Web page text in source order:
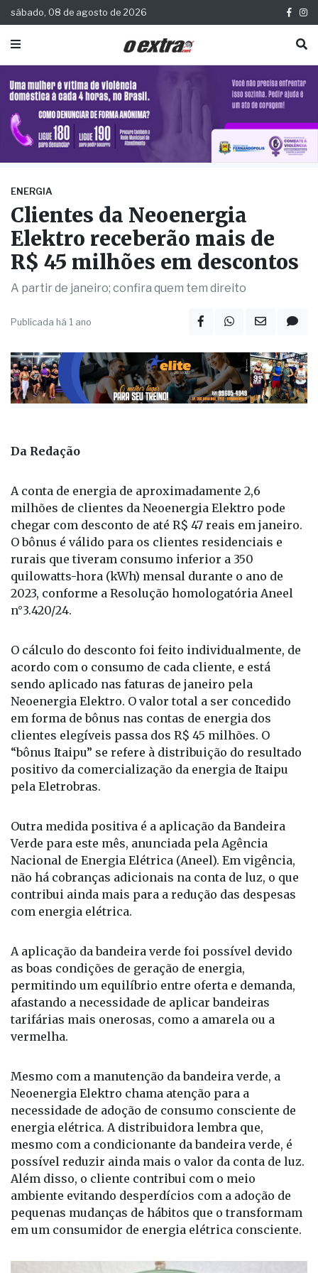
sábado, 08 de agosto de 2026
ENERGIA
Clientes da Neoenergia
Elektro receberão mais de
R$ 45 milhões em descontos
A partir de janeiro; confira quem tem direito
Publicada há 1 ano
Da Redação
A conta de energia de aproximadamente 2,6
milhões de clientes da Neoenergia Elektro pode
chegar com desconto de até R$ 47 reais em janeiro.
O bônus é válido para os clientes residenciais e
rurais que tiveram consumo inferior a 350
quilowatts-hora (kWh) mensal durante o ano de
2023, conforme a Resolução homologatória Aneel
n°3.420/24.
O cálculo do desconto foi feito individualmente, de
acordo com o consumo de cada cliente, e está
sendo aplicado nas faturas de janeiro pela
Neoenergia Elektro. O valor total a ser concedido
em forma de bônus nas contas de energia dos
clientes elegíveis passa dos R$ 45 milhões. O
“bônus Itaipu” se refere à distribuição do resultado
positivo da comercialização da energia de Itaipu
pela Eletrobras.
Outra medida positiva é a aplicação da Bandeira
Verde para este mês, anunciada pela Agência
Nacional de Energia Elétrica (Aneel). Em vigência,
não há cobranças adicionais na conta de luz, o que
contribui ainda mais para a redução das despesas
com energia elétrica.
A aplicação da bandeira verde foi possível devido
as boas condições de geração de energia,
permitindo um equilíbrio entre oferta e demanda,
afastando a necessidade de aplicar bandeiras
tarifárias mais onerosas, como a amarela ou a
vermelha.
Mesmo com a manutenção da bandeira verde, a
Neoenergia Elektro chama atenção para a
necessidade de adoção de consumo consciente de
energia elétrica. A distribuidora lembra que,
mesmo com a condicionante da bandeira verde, é
possível reduzir ainda mais o valor da conta de luz.
Além disso, o cliente contribui com o meio
ambiente evitando desperdícios com a adoção de
pequenas mudanças de hábitos que o transformam
em um consumidor de energia elétrica consciente.